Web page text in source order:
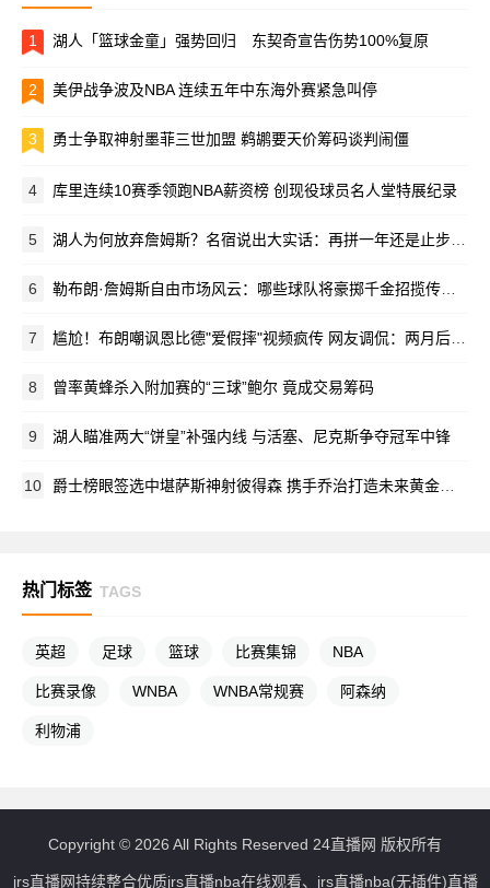
1 湖人「篮球金童」强势回归 东契奇宣告伤势100%复原
2 美伊战争波及NBA 连续五年中东海外赛紧急叫停
3 勇士争取神射墨菲三世加盟 鹈鹕要天价筹码谈判闹僵
4 库里连续10赛季领跑NBA薪资榜 创现役球员名人堂特展纪录
5 湖人为何放弃詹姆斯？名宿说出大实话：再拼一年还是止步次轮
6 勒布朗·詹姆斯自由市场风云：哪些球队将豪掷千金招揽传奇巨星？
7 尴尬！布朗嘲讽恩比德"爱假摔"视频疯传 网友调侃：两月后竟成队友
8 曾率黄蜂杀入附加赛的“三球”鲍尔 竟成交易筹码
9 湖人瞄准两大“饼皇”补强内线 与活塞、尼克斯争夺冠军中锋
10 爵士榜眼签选中堪萨斯神射彼得森 携手乔治打造未来黄金后场
热门标签 TAGS
英超 足球 篮球 比赛集锦 NBA
比赛录像 WNBA WNBA常规赛 阿森纳
利物浦
Copyright © 2026 All Rights Reserved 24直播网 版权所有
jrs直播网持续整合优质jrs直播nba在线观看、jrs直播nba(无插件)直播